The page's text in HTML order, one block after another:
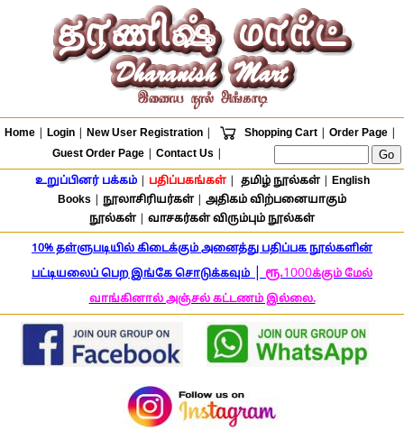
Home Login New User Registration Shopping Cart Order Page
Guest Order Page| Contact Us
உறுப்பினர் பக்கம்| பதிப்பகங்கள்| தமிழ் நூல்கள்| English
Books
நூலாசிரியர்கள்| அதிகம் விற்பனையாகும்
நூல்கள்| வாசகர்கள் விரும்பும் நூல்கள்
10% தள்ளுபடியில் கிடைக்கும் அனைத்து பதிப்பக நூல்களின்
பட்டியலைப் பெற இங்கே சொடுக்கவும்|ரூ.1000க்கும் மேல்
வாங்கினால் அஞ்சல் கட்டணம் இல்லை.